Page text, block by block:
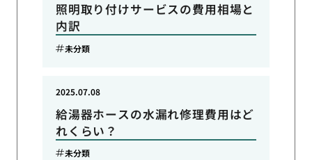
照明取り付けサービスの費用相場と
内訳
未分類
給湯器ホースの水漏れ修理費用はど
れくらい？
2025.07.08
未分類